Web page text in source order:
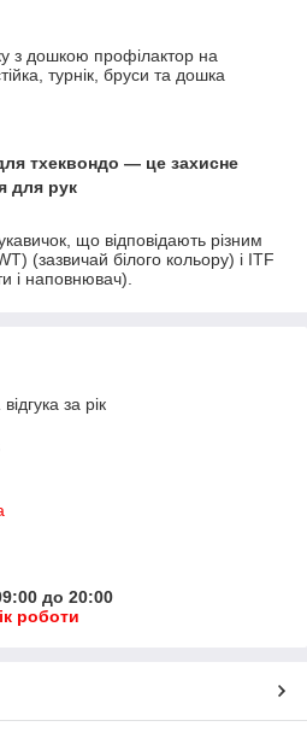
з дошкою профілактор на
турнік, бруси та дошка
тхеквондо — це захисне
для рук
що відповідають різним
(зазвичай білого кольору) і ITF
і наповнювач).
за рік
до 20:00
роботи